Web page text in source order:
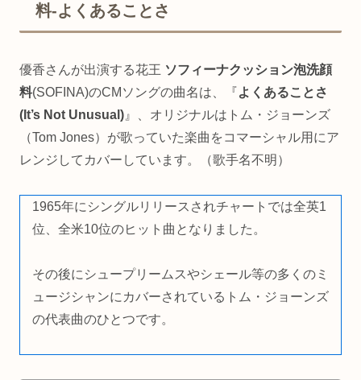
料-よくあることさ
優香さんが出演する花王 ソフィーナクッション泡洗顔
料(SOFINA)のCMソングの曲名は、『よくあることさ
(It’s Not Unusual) 』、オリジナルはトム・ジョーンズ
（Tom Jones）が歌っていた楽曲をコマーシャル用にア
レンジしてカバーしています。（歌手名不明）
1965年にシングルリリースされチャートでは全英1
位、全米10位のヒット曲となりました。
その後にシュープリームスやシェール等の多くのミ
ュージシャンにカバーされているトム・ジョーンズ
の代表曲のひとつです。